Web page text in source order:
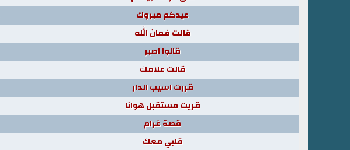
عيدكم مبروك
قالت فمان الله
قالوا اصبر
قالت علامك
قررت اسيب الدار
قريت مستقبل هوانا
قصة غرام
قلبي معك